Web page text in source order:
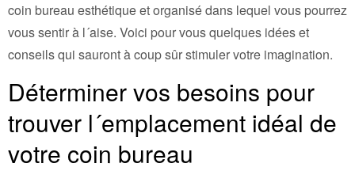
coin bureau esthétique et organisé dans lequel vous pourrez
vous sentir à l´aise. Voici pour vous quelques idées et
conseils qui sauront à coup sûr stimuler votre imagination.
Déterminer vos besoins pour
trouver l´emplacement idéal de
votre coin bureau